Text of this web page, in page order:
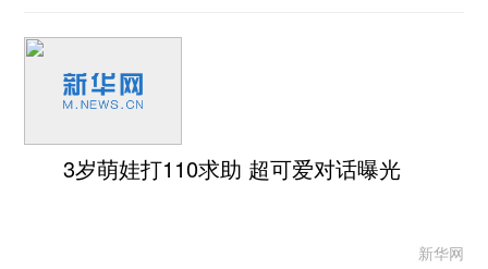
3岁萌娃打110求助 超可爱对话曝光
新华网